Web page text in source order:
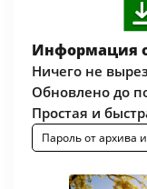
Информация
Ничего не
Обновлено до
Простая и
Пароль от архива